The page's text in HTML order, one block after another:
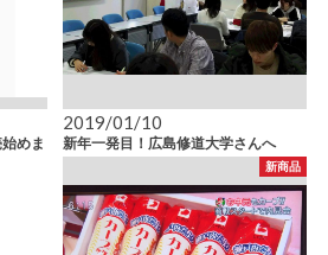
めま
2019/01/10
新年一発目！広島修道大学さんへ
新商品